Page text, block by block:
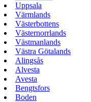
Uppsala
Värmlands
Västerbottens
Västernorrlands
Västmanlands
Västra Götalands
Alingsås
Alvesta
Avesta
Bengtsfors
Boden